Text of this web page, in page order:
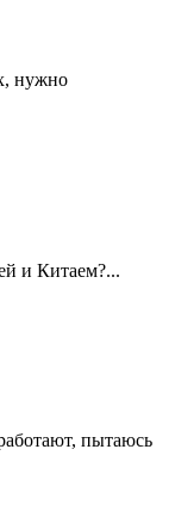
нужно
и Китаем?...
пытаюсь